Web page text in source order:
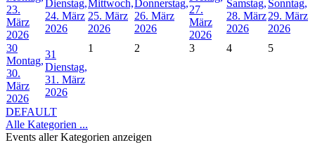
23.
März
2026
Dienstag,
24. März
2026
Mittwoch,
25. März
2026
Donnerstag,
26. März
2026
27.
März
2026
Samstag,
28. März
2026
Sonntag,
29. März
2026
30
Montag,
30.
März
2026
31
Dienstag,
31. März
2026
1 2 3 4 5
DEFAULT
Alle Kategorien ...
Events aller Kategorien anzeigen